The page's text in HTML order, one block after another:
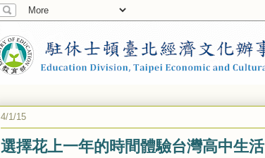
4/1/15
選擇花上一年的時間體驗台灣高中生活